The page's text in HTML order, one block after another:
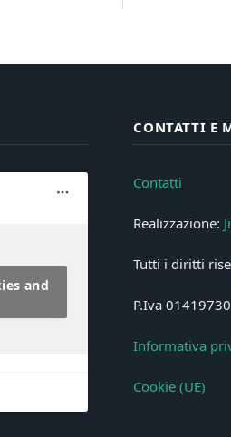
and
CONTATTI E
Contatti
Realizzazione:
Tutti i diritti
P.Iva
Informativa
Cookie (UE)